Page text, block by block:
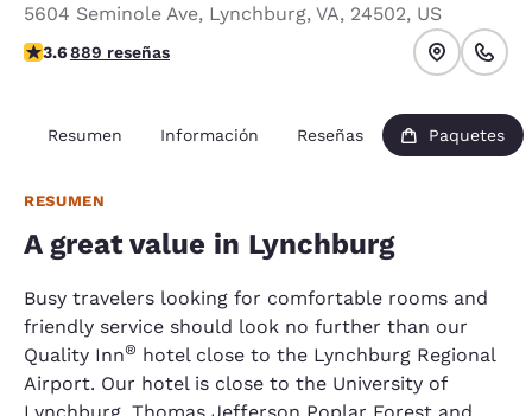
5604 Seminole Ave, Lynchburg, VA, 24502, US
Calificación de 3.58 estrellas. Bueno.
3.6889 reseñas
Resumen Información Reseñas Paquetes
RESUMEN
A great value in Lynchburg
Busy travelers looking for comfortable rooms and
friendly service should look no further than our
Quality Inn® hotel close to the Lynchburg Regional
Airport. Our hotel is close to the University of